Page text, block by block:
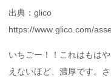
出典：glico
https://www.glico.com/
いちごー！！これはもは
えないほど、濃厚です。